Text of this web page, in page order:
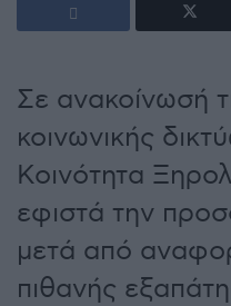
Σε ανακοίνωσή
κοινωνικής
Κοινότητα
εφιστά την
μετά από
πιθανής